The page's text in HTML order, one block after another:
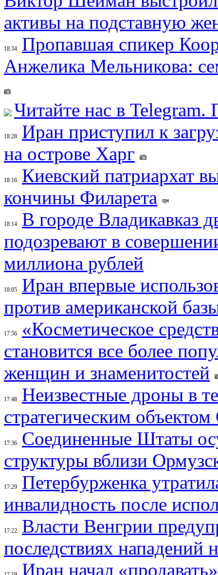
активы на подставную
18:34
Пропавшая спикер
Анжелика Мельникова:
Читайте нас в
18:28
Иран приступил к
на острове Харг
18:16
Киевский патриархат
кончины Филарета
18:14
В городе Владикавказ
подозревают в
миллиона рублей
18:05
Иран впервые
против американской
17:56
«Косметическое
становится все более
женщин и знаменитостей
17:48
Неизвестные дроны в
стратегическим
17:36
Соединенные Штаты
структуры вблизи
17:29
Петербурженка
инвалидность после
17:22
Власти Венгрии
последствиях нападений
Иран начал